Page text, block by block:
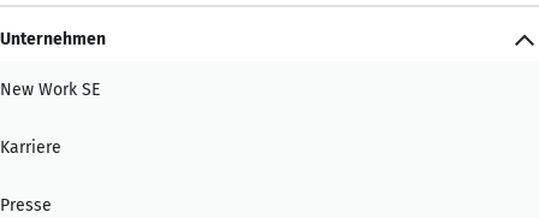
Unternehmen
New Work SE
Karriere
Presse